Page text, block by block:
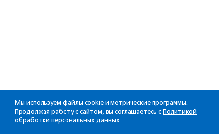
Мы используем файлы cookie и метрические программы.
Продолжая работу с сайтом, вы соглашаетесь с Политикой
обработки персональных данных